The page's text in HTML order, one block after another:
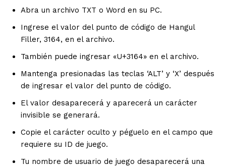
Abra un archivo TXT o Word en su PC.
Ingrese el valor del punto de código de Hangul
Filler, 3164, en el archivo.
También puede ingresar «U+3164» en el archivo.
Mantenga presionadas las teclas ‘ALT’ y ‘X’ después
de ingresar el valor del punto de código.
El valor desaparecerá y aparecerá un carácter
invisible se generará.
Copie el carácter oculto y péguelo en el campo que
requiere su ID de juego.
Tu nombre de usuario de juego desaparecerá una